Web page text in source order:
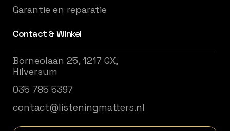
Garantie en reparatie
Contact & Winkel
Borneolaan 25, 1217 GX,
Hilversum
035 785 5397
contact@listeningmatters.nl